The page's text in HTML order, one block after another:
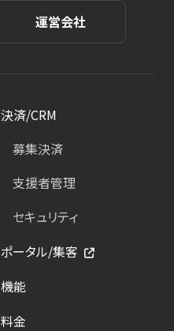
運営会社
決済/CRM
募集決済
支援者管理
セキュリティ
ポータル/集客
機能
料金